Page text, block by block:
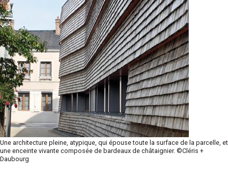
Une architecture pleine, atypique, qui épouse toute la surface de la parcelle, et
une enceinte vivante composée de bardeaux de châtaignier. ©Cléris +
Daubourg